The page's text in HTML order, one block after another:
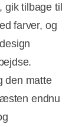
gik tilbage til
farver, og
den matte
endnu